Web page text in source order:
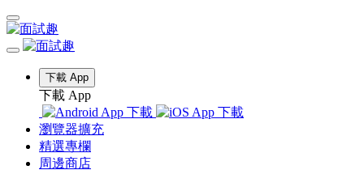
下載 App
下載 App
瀏覽器擴充
精選專欄
周邊商店